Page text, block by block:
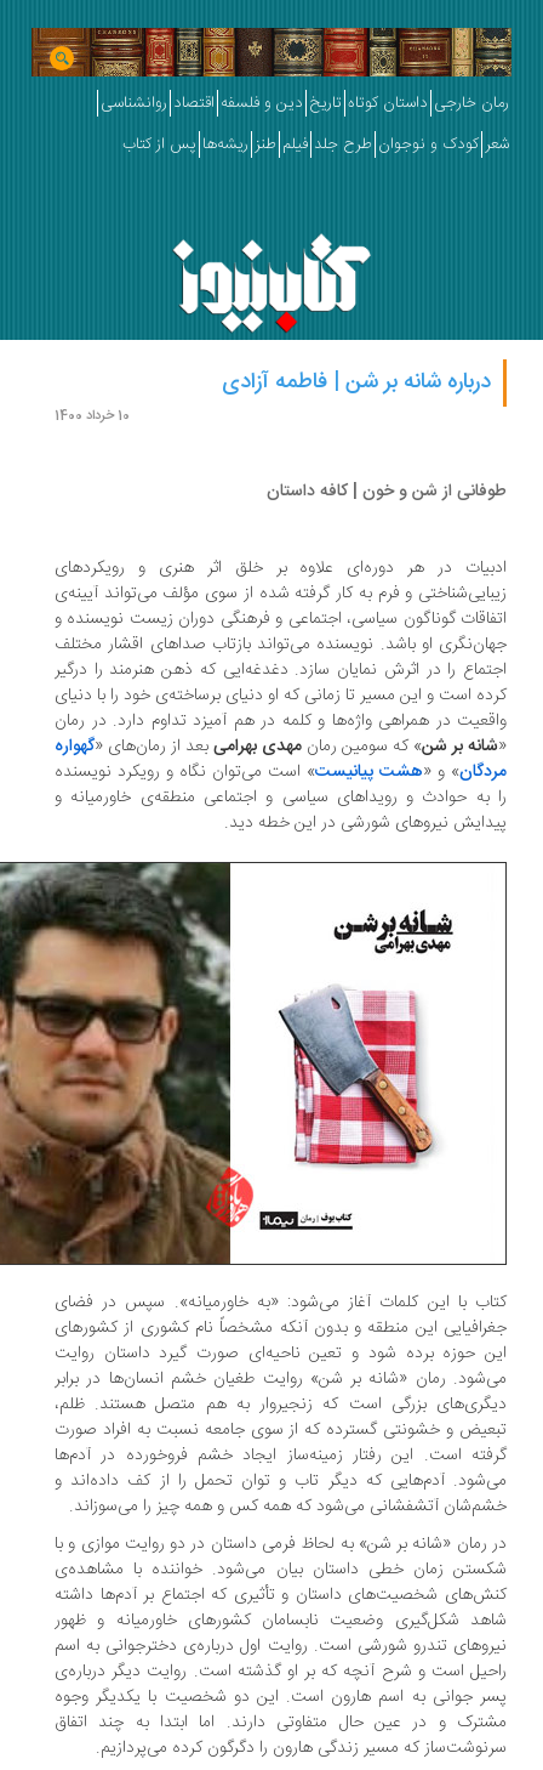
خارجی داستان کوتاه تاریخ دین و فلسفه اقتصاد روانشناسی
کودک و نوجوان طرح جلد فیلم طنز ریشه‌ها پس از کتاب
درباره شانه بر شن | فاطمه آزادی
از شن و خون | کافه داستان
در هر دوره‌ای علاوه بر خلق اثر هنری و رویکردهای
و فرم به کار گرفته ‌شده از سوی مؤلف می‌تواند آیینه‌ی
گوناگون سیاسی، اجتماعی و فرهنگی دوران زیست نویسنده و
او باشد. نویسنده می‌تواند بازتاب صداهای اقشار مختلف
را در اثرش نمایان سازد. دغدغه‌ایی که ذهن هنرمند را درگیر
‌است و این مسیر تا زمانی که او دنیای برساخته‌ی خود را با دنیای
در همراهی واژه‌ها و کلمه در هم آمیزد تداوم دارد. در رمان
بر شن» که سومین رمانمهدی بهرامی بعد از رمان‌های «گهواره
» و «هشت پیانیست» است می‌توان نگاه و رویکرد نویسنده
به حوادث و رویداهای سیاسی و اجتماعی منطقه‌ی خاورمیانه و
نیروهای شورشی در این خطه دید.
با این کلمات آغاز می‌شود: «به خاورمیانه». سپس در فضای
این منطقه و بدون آنکه مشخصاً نام کشوری از کشورهای
حوزه برده شود و تعین ناحیه‌ای صورت گیرد داستان روایت
رمان «شانه بر شن» روایت طغیان خشم انسان‌ها در برابر
بزرگی است که زنجیروار به هم متصل هستند. ظلم،
و خشونتی گسترده که از سوی جامعه نسبت به افراد صورت
‌است. این رفتار زمینه‌ساز ایجاد خشم فروخورده در آدم‌ها
آدم‌هایی که دیگر تاب و توان تحمل‌ را از کف داده‌اند و
آتشفشانی می‌شود که همه کس و همه ‌چیز را می‌سوزاند.
رمان «شانه بر شن» به لحاظ فرمی داستان در دو روایت موازی و با
زمان خطی داستان بیان می‌شود. خواننده با مشاهده‌ی
شخصیت‌های داستان و تأثیری که اجتماع بر آدم‌ها داشته
شکل‌گیری وضعیت نابسامان کشورهای خاورمیانه و ظهور
تندرو شورشی است. روایت اول درباره‌ی دخترجوانی به اسم
است و شرح آنچه که بر او گذشته است. روایت دیگر درباره‌ی
جوانی به اسم هارون است. این دو شخصیت با یکدیگر وجوه
و در عین حال متفاوتی دارند. اما ابتدا به چند اتفاق
که مسیر زندگی هارون را دگرگون کرده می‌پردازیم.